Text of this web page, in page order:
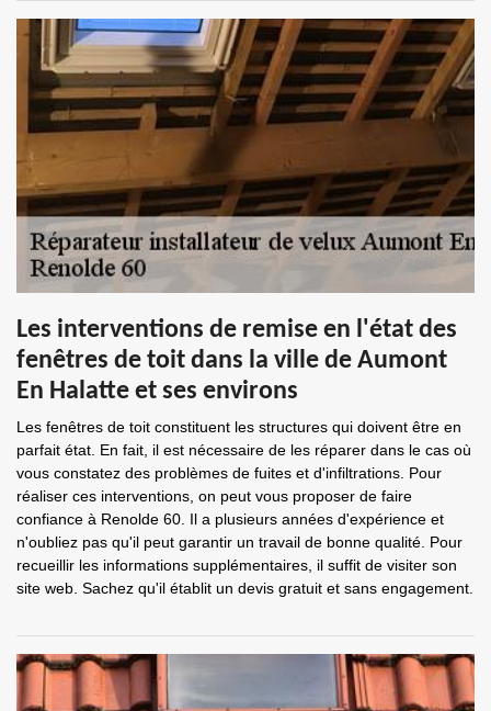
Les interventions de remise en l'état des
fenêtres de toit dans la ville de Aumont
En Halatte et ses environs
Les fenêtres de toit constituent les structures qui doivent être en
parfait état. En fait, il est nécessaire de les réparer dans le cas où
vous constatez des problèmes de fuites et d'infiltrations. Pour
réaliser ces interventions, on peut vous proposer de faire
confiance à Renolde 60. Il a plusieurs années d'expérience et
n'oubliez pas qu'il peut garantir un travail de bonne qualité. Pour
recueillir les informations supplémentaires, il suffit de visiter son
site web. Sachez qu'il établit un devis gratuit et sans engagement.